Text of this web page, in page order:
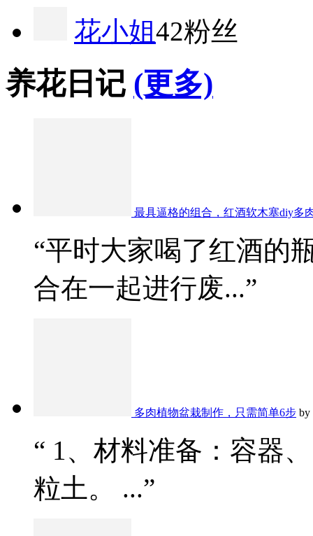
花小姐42粉丝
养花日记 (更多)
最具逼格的组合，红酒软木塞diy多
“平时大家喝了红酒的
合在一起进行废...”
多肉植物盆栽制作，只需简单6步 by
“ 1、材料准备：容器
粒土。 ...”